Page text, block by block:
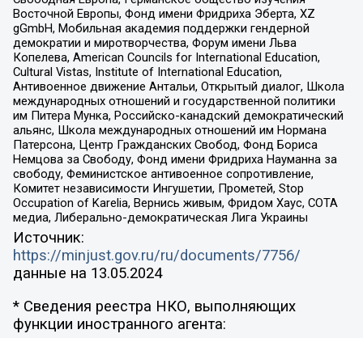
Восточной Европы, Фонд имени Фридриха Эберта, XZ
gGmbH, Мобильная академия поддержки гендерной
демократии и миротворчества, Форум имени Льва
Копелева, American Councils for International Education,
Cultural Vistas, Institute of International Education,
Антивоенное движение Антальи, Открытый диалог, Школа
международных отношений и государственной политики
им Питера Мунка, Российско-канадский демократический
альянс, Школа международных отношений им Нормана
Патерсона, Центр Гражданских Свобод, Фонд Бориса
Немцова за Свободу, Фонд имени Фридриха Науманна за
свободу, Феминистское антивоенное сопротивление,
Комитет независимости Ингушетии, Прометей, Stop
Occupation of Karelia, Вернись живым, Фридом Хаус, СОТА
медиа, Либерально-демократическая Лига Украины
Источник:
https://minjust.gov.ru/ru/documents/7756/
данные на 13.05.2024
* Сведения реестра НКО, выполняющих
функции иностранного агента: